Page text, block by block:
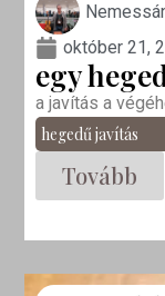
október 21,
egy
a javítás a
hegedű javítás
Tovább